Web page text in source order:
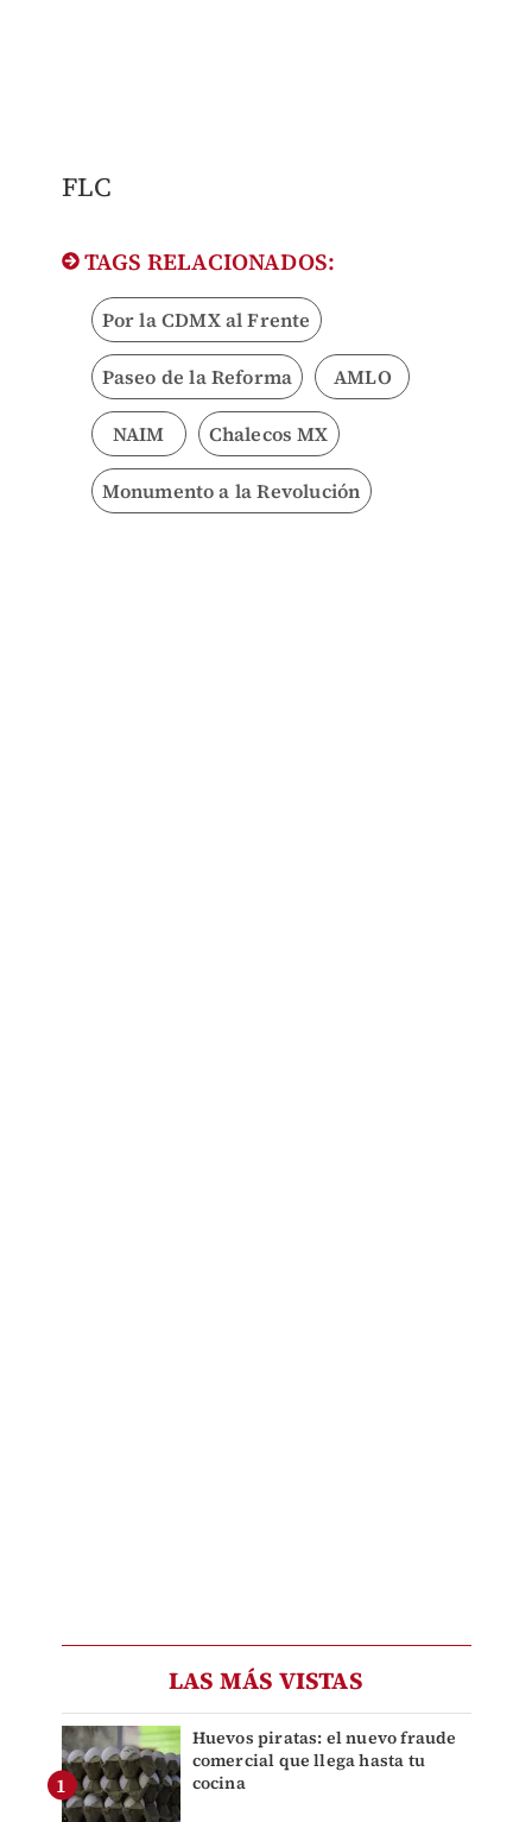
FLC​
TAGS RELACIONADOS:
Por la CDMX al Frente
Paseo de la Reforma AMLO
NAIM Chalecos MX
Monumento a la Revolución
LAS MÁS VISTAS
Huevos piratas: el nuevo fraude
comercial que llega hasta tu
cocina